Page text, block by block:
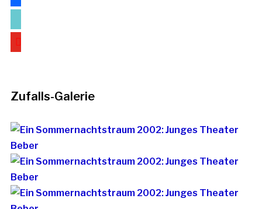
youtube
Zufalls-Galerie